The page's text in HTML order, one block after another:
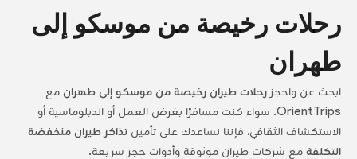
رحلات رخيصة من موسكو إلى
طهران
ابحث عن واحجز رحلات طيران رخيصة من موسكو إلى طهرانمع
OrientTrips. سواء كنت مسافرًا بغرض العمل أو الدبلوماسية أو
الاستكشاف الثقافي، فإننا نساعدك على تأمين تذاكر طيران منخفضة
التكلفةمع شركات طيران موثوقة وأدوات حجز سريعة.